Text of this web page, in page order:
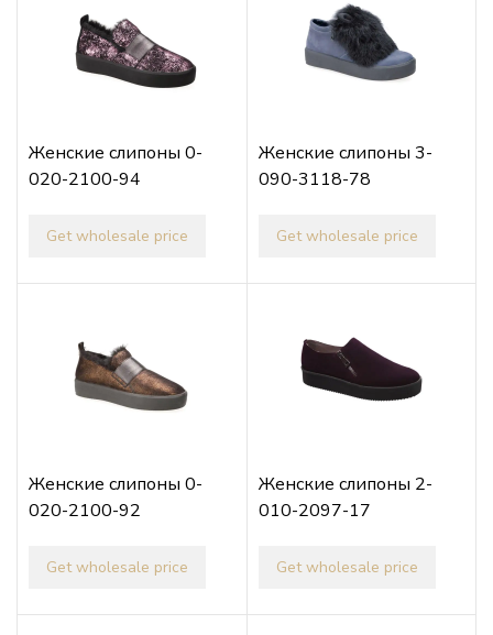
Женские слипоны 0-
020-2100-94
Get wholesale price
Женские слипоны 3-
090-3118-78
Get wholesale price
Женские слипоны 0-
020-2100-92
Get wholesale price
Женские слипоны 2-
010-2097-17
Get wholesale price